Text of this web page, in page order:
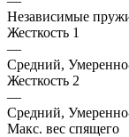
Независимые
Жесткость 1
—
Средний,
Жесткость 2
—
Средний,
Макс. вес спящего